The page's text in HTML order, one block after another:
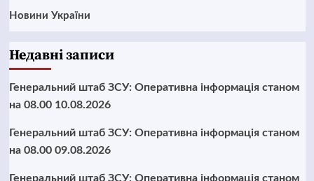
Новини України
Недавні записи
Генеральний штаб ЗСУ: Оперативна інформація станом
на 08.00 10.08.2026
Генеральний штаб ЗСУ: Оперативна інформація станом
на 08.00 09.08.2026
Генеральний штаб ЗСУ: Оперативна інформація станом